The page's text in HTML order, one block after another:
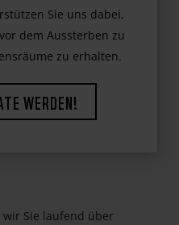
Sie laufend über